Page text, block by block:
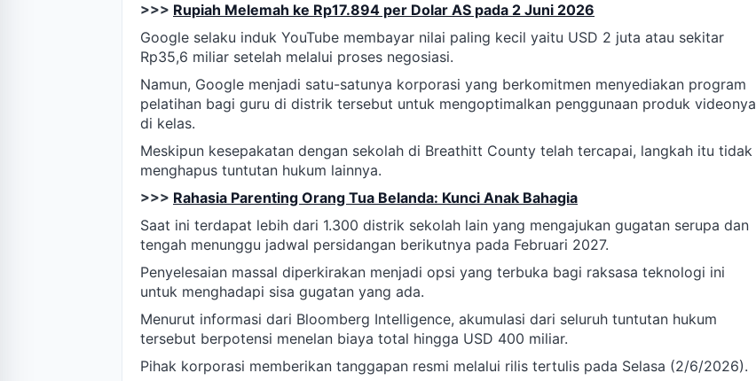
>>> Rupiah Melemah ke Rp17.894 per Dolar AS pada 2 Juni 2026
Google selaku induk YouTube membayar nilai paling kecil yaitu USD 2 juta atau sekitar
Rp35,6 miliar setelah melalui proses negosiasi.
Namun, Google menjadi satu-satunya korporasi yang berkomitmen menyediakan program
pelatihan bagi guru di distrik tersebut untuk mengoptimalkan penggunaan produk videonya
di kelas.
Meskipun kesepakatan dengan sekolah di Breathitt County telah tercapai, langkah itu tidak
menghapus tuntutan hukum lainnya.
>>> Rahasia Parenting Orang Tua Belanda: Kunci Anak Bahagia
Saat ini terdapat lebih dari 1.300 distrik sekolah lain yang mengajukan gugatan serupa dan
tengah menunggu jadwal persidangan berikutnya pada Februari 2027.
Penyelesaian massal diperkirakan menjadi opsi yang terbuka bagi raksasa teknologi ini
untuk menghadapi sisa gugatan yang ada.
Menurut informasi dari Bloomberg Intelligence, akumulasi dari seluruh tuntutan hukum
tersebut berpotensi menelan biaya total hingga USD 400 miliar.
Pihak korporasi memberikan tanggapan resmi melalui rilis tertulis pada Selasa (2/6/2026).